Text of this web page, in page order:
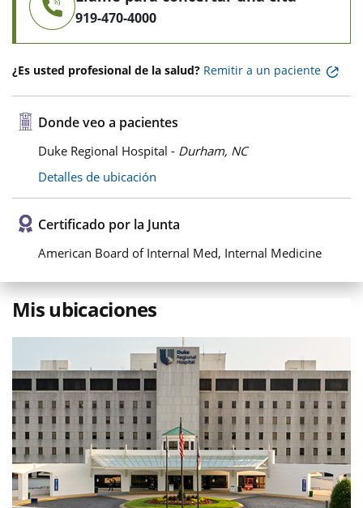
919-470-4000
¿Es usted profesional de la salud? Remitir a un paciente
Donde veo a pacientes
Duke Regional Hospital - Durham, NC
Detalles de ubicación
Certificado por la Junta
American Board of Internal Med, Internal Medicine
Mis ubicaciones